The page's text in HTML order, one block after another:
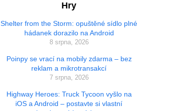
Hry
Shelter from the Storm: opuštěné sídlo plné
hádanek dorazilo na Android
8 srpna, 2026
Poinpy se vrací na mobily zdarma – bez
reklam a mikrotransakcí
7 srpna, 2026
Highway Heroes: Truck Tycoon vyšlo na
iOS a Android – postavte si vlastní